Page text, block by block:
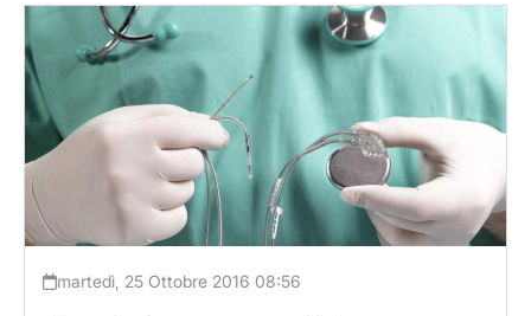
martedì, 25 Ottobre 2016 08:56